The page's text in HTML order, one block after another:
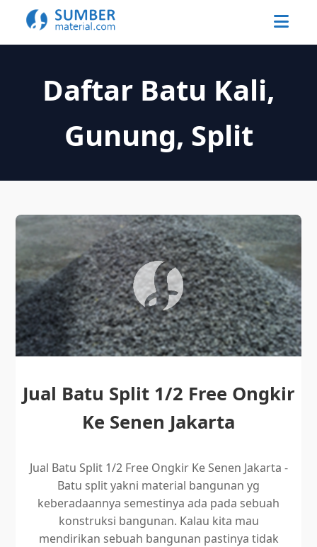
Daftar Batu Kali,
Gunung, Split
Jual Batu Split 1/2 Free Ongkir
Ke Senen Jakarta
Jual Batu Split 1/2 Free Ongkir Ke Senen Jakarta -
Batu split yakni material bangunan yg
keberadaannya semestinya ada pada sebuah
konstruksi bangunan. Kalau kita mau
mendirikan sebuah bangunan pastinya tidak